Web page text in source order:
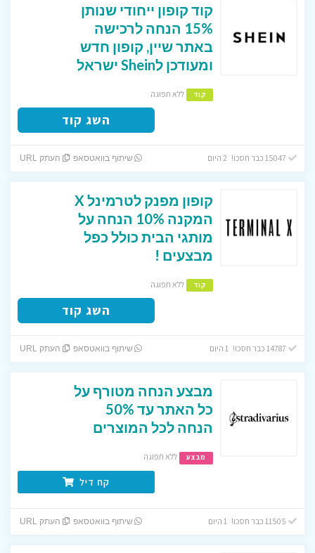
קוד קופון ייחודי שנותן
15% הנחה לרכישה
באתר שיין, קופון חדש
ומעודכן לShein ישראל
קוד ללא תפוגה
השג קוד
שיתוף בוואטסאפ העתק URL
קופון מפנק לטרמינל X
המקנה 10% הנחה על
מותגי הבית כולל כפל
מבצעים !
קוד ללא תפוגה
השג קוד
שיתוף בוואטסאפ העתק URL
מבצע הנחה מטורף על
כל האתר עד 50%
הנחה לכל המוצרים
מבצע ללא תפוגה
קח דיל
שיתוף בוואטסאפ העתק URL